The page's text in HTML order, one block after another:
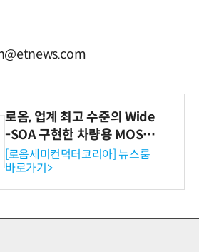
로옴, 업계 최고 수준의 Wide
-SOA 구현한 차량용 MOSF
ET 개발
[로옴세미컨덕터코리아] 뉴스룸
바로가기>